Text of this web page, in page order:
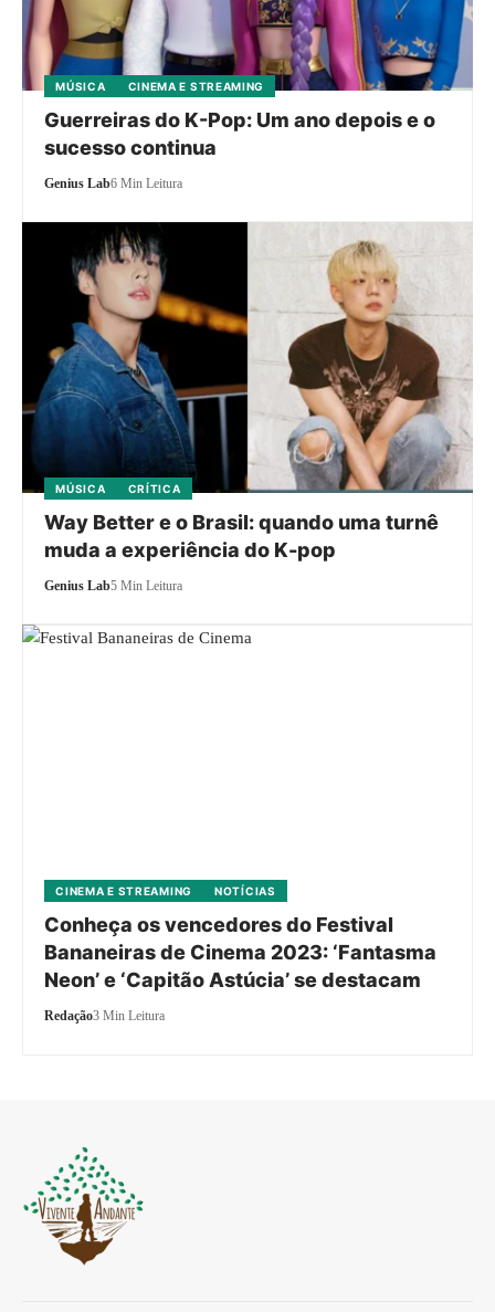
MÚSICA CINEMA E STREAMING
Guerreiras do K-Pop: Um ano depois e o
sucesso continua
Genius Lab6 Min Leitura
MÚSICA CRÍTICA
Way Better e o Brasil: quando uma turnê
muda a experiência do K-pop
Genius Lab5 Min Leitura
CINEMA E STREAMING NOTÍCIAS
Conheça os vencedores do Festival
Bananeiras de Cinema 2023: ‘Fantasma
Neon’ e ‘Capitão Astúcia’ se destacam
Redação3 Min Leitura